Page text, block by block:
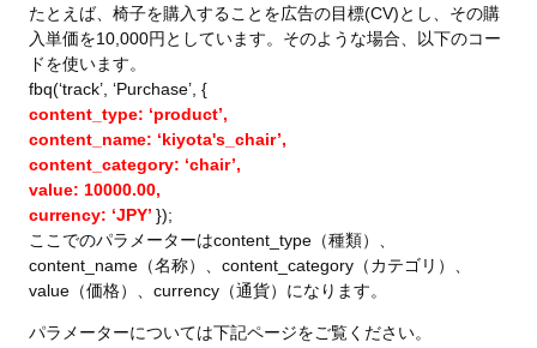
たとえば、椅子を購入することを広告の目標(CV)とし、その購
入単価を10,000円としています。そのような場合、以下のコー
ドを使います。
fbq(‘track’, ‘Purchase’, {
content_type: ‘product’,
content_name: ‘kiyota's_chair’,
content_category: ‘chair’,
value: 10000.00,
currency: ‘JPY’ });
ここでのパラメーターはcontent_type（種類）、
content_name（名称）、content_category（カテゴリ）、
value（価格）、currency（通貨）になります。
パラメーターについては下記ページをご覧ください。